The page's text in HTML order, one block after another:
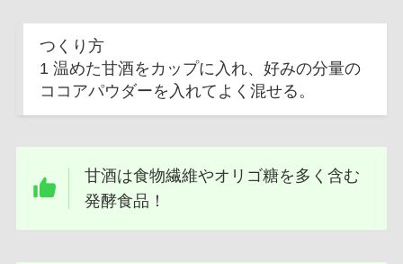
つくり方
1 温めた甘酒をカップに入れ、好みの分量の
ココアパウダーを入れてよく混せる。
甘酒は食物繊維やオリゴ糖を多く含む
発酵食品！